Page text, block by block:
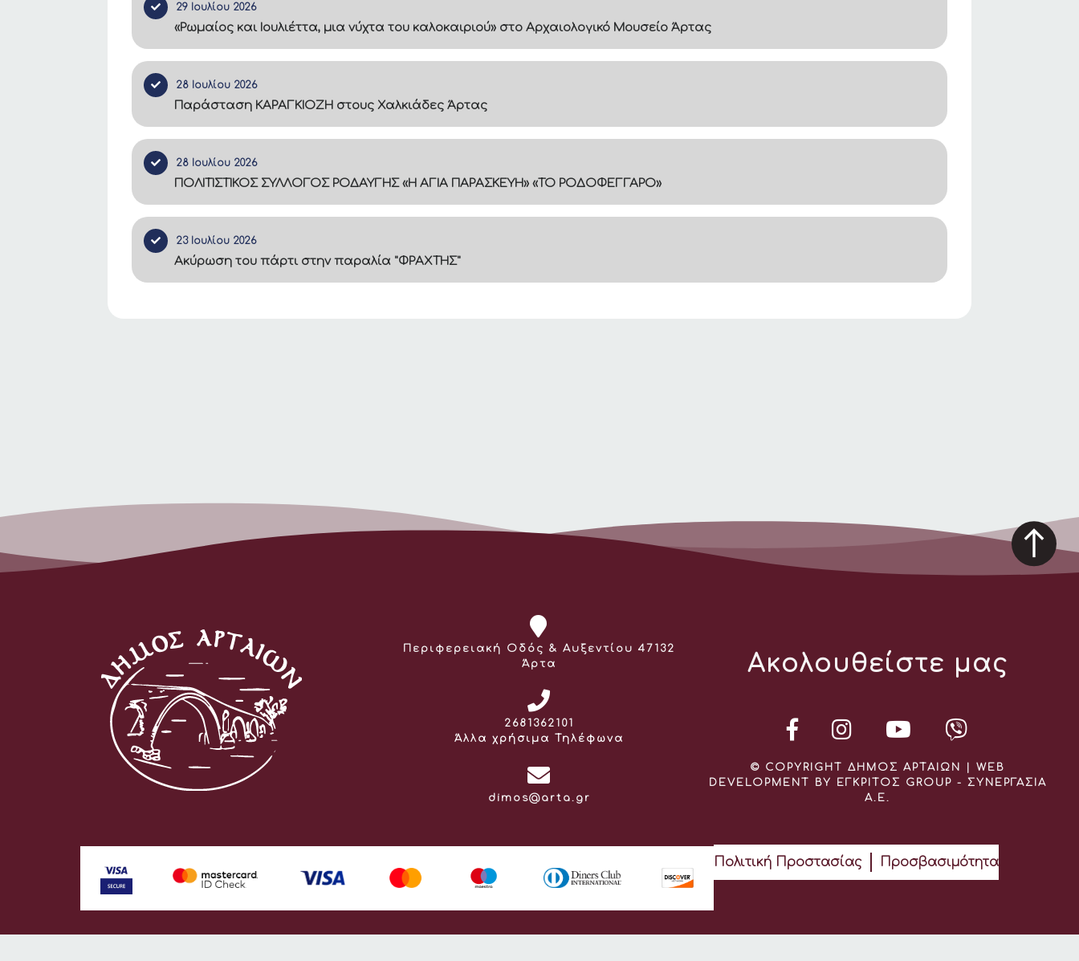
29 Ιουλίου 2026
«Ρωμαίος και Ιουλιέττα, μια νύχτα του καλοκαιριού» στο Αρχαιολογικό Μουσείο Άρτας
28 Ιουλίου 2026
Παράσταση ΚΑΡΑΓΚΙΟΖΗ στους Χαλκιάδες Άρτας
28 Ιουλίου 2026
ΠΟΛΙΤΙΣΤΙΚΟΣ ΣΥΛΛΟΓΟΣ ΡΟΔΑΥΓΗΣ «Η ΑΓΙΑ ΠΑΡΑΣΚΕΥΗ» «ΤΟ ΡΟΔΟΦΕΓΓΑΡΟ»
23 Ιουλίου 2026
Ακύρωση του πάρτι στην παραλία "ΦΡΑΧΤΗΣ"
Διεύθυνση:
Περιφερειακή Οδός & Αυξεντίου 47132
Άρτα
Τηλέφωνο:
2681362101
Άλλα χρήσιμα Τηλέφωνα
Email:
dimos@arta.gr
Ακολουθείστε μας
© COPYRIGHT ΔΗΜΟΣ ΑΡΤΑΙΩΝ | WEB
DEVELOPMENT BY ΕΓΚΡΙΤΟΣ GROUP - ΣΥΝΕΡΓΑΣΙΑ
Α.Ε.
Πολιτική Προστασίας Προσβασιμότητα